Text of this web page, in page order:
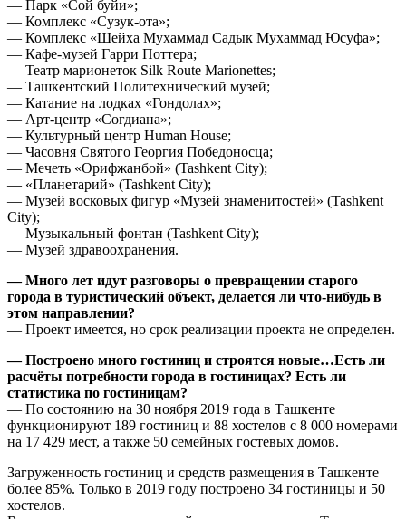
— Парк «Сой буйи»;
— Комплекс «Сузук-ота»;
— Комплекс «Шейха Мухаммад Садык Мухаммад Юсуфа»;
— Кафе-музей Гарри Поттера;
— Театр марионеток Silk Route Marionettes;
— Ташкентский Политехнический музей;
— Катание на лодках «Гондолах»;
— Арт-центр «Согдиана»;
— Культурный центр Human House;
— Часовня Святого Георгия Победоносца;
— Мечеть «Орифжанбой» (Tashkent City);
— «Планетарий» (Tashkent City);
— Музей восковых фигур «Музей знаменитостей» (Tashkent
City);
— Музыкальный фонтан (Tashkent City);
— Музей здравоохранения.
— Много лет идут разговоры о превращении старого
города в туристический объект, делается ли что-нибудь в
этом направлении?
— Проект имеется, но срок реализации проекта не определен.
— Построено много гостиниц и строятся новые…Есть ли
расчёты потребности города в гостиницах? Есть ли
статистика по гостиницам?
— По состоянию на 30 ноября 2019 года в Ташкенте
функционируют 189 гостиниц и 88 хостелов с 8 000 номерами
на 17 429 мест, а также 50 семейных гостевых домов.
Загруженность гостиниц и средств размещения в Ташкенте
более 85%. Только в 2019 году построено 34 гостиницы и 50
хостелов.